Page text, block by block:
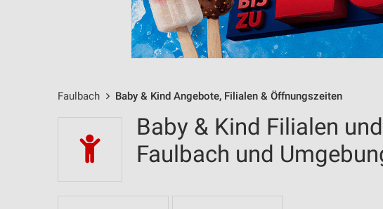
Faulbach Baby & Kind Angebote, Filialen & Öffnungszeiten
Baby & Kind Filialen
Faulbach und